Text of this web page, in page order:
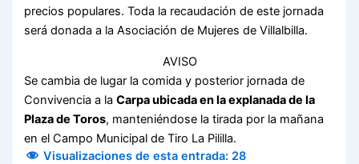
precios populares. Toda la recaudación de este jornada
será donada a la Asociación de Mujeres de Villalbilla.
AVISO
Se cambia de lugar la comida y posterior jornada de
Convivencia a laCarpa ubicada en la explanada de la
Plaza de Toros, manteniéndose la tirada por la mañana
en el Campo Municipal de Tiro La Pililla.
Visualizaciones de esta entrada: 28